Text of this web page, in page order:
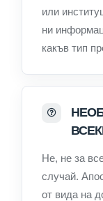
или
ни
какъв тип
Не, не за
случай.
от вида на